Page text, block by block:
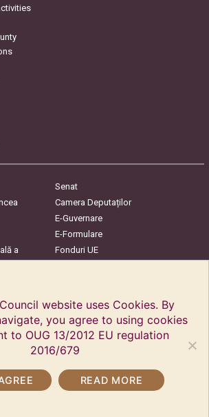
Senat
Camera Deputaților
E-Guvernare
E-Formulare
a
Fonduri UE
website uses Cookies. By
you agree to using cookies
to OUG 13/2012 EU regulation
2016/679
READ MORE